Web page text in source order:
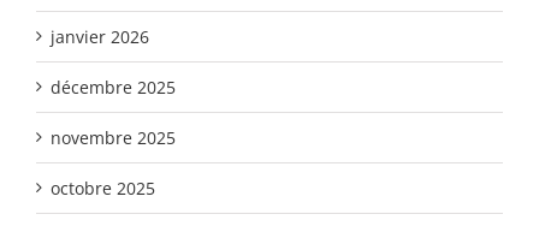
janvier 2026
décembre 2025
novembre 2025
octobre 2025